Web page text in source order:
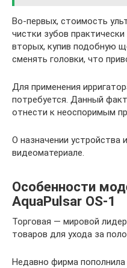
Во-первых, стоимость
чистки зубов
вторых, купив подобную
сменять головки, что
Для применения
потребуется. Данный
отнести к неоспоримым
О назначении устройства
видеоматериале.
Особенности
AquaPulsar OS-1
Торговая — мировой
товаров для ухода за
Недавно фирма